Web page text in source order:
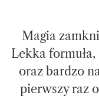
Magia
Lekka
oraz bardzo
pierwszy raz